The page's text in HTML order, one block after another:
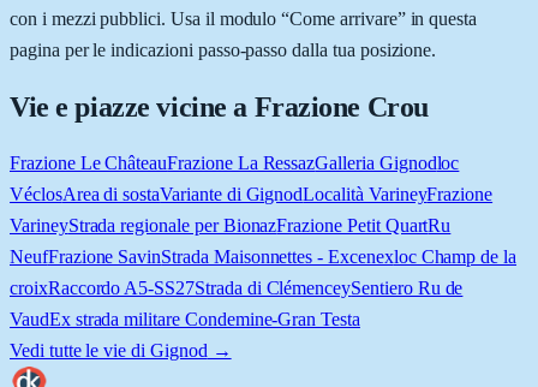
con i mezzi pubblici. Usa il modulo “Come arrivare” in questa
pagina per le indicazioni passo-passo dalla tua posizione.
Vie e piazze vicine a Frazione Crou
Frazione Le ChâteauFrazione La RessazGalleria Gignodloc
VéclosArea di sostaVariante di GignodLocalità VarineyFrazione
VarineyStrada regionale per BionazFrazione Petit QuartRu
NeufFrazione SavinStrada Maisonnettes - Excenexloc Champ de la
croixRaccordo A5-SS27Strada di ClémenceySentiero Ru de
VaudEx strada militare Condemine-Gran Testa
Vedi tutte le vie di Gignod →